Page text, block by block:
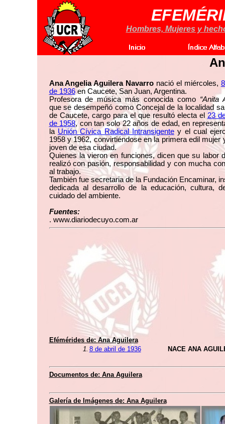
Hombres, Mujeres y
Ana Angelia Aguilera Navarro nació el miércoles,
de 1936en Caucete, San Juan, Argentina.
Profesora de música más conocida como “Anita
que se desempeñó como Concejal de la localidad
de Caucete, cargo para el que resultó electa el 23
de 1958, con tan solo 22 años de edad, en
la Unión Cívica Radical Intransigentey el cual
1958 y 1962, convirtiéndose en la primera edil mujer
joven de esa ciudad.
Quienes la vieron en funciones, dicen que su labor
realizó con pasión, responsabilidad y con mucha
al trabajo.
También fue secretaria de la Fundación Encaminar,
dedicada al desarrollo de la educación, cultura,
cuidado del ambiente.
Fuentes:
. www.diariodecuyo.com.ar
Efémérides de: Ana Aguilera
1. 8 de abril de 1936 NACE ANA
Documentos de: Ana Aguilera
Galería de Imágenes de: Ana Aguilera